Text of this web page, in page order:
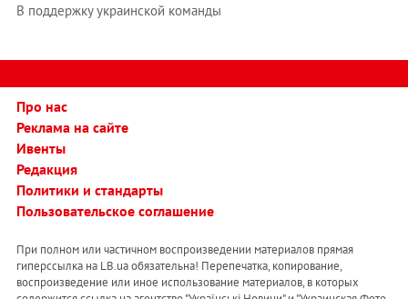
В поддержку украинской команды
Про нас
Реклама на сайте
Ивенты
Редакция
Политики и стандарты
Пользовательское соглашение
При полном или частичном воспроизведении материалов прямая
гиперссылка на LB.ua обязательна! Перепечатка, копирование,
воспроизведение или иное использование материалов, в которых